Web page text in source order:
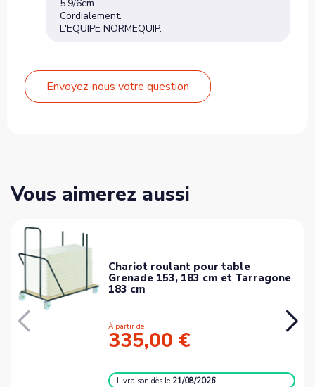
5.9/6cm.
Cordialement.
L'EQUIPE NORMEQUIP.
Envoyez-nous votre question
Vous aimerez aussi
Chariot roulant pour table
Grenade 153, 183 cm et Tarragone
183 cm
À partir de
335,00 €
Livraisondès le 21/08/2026